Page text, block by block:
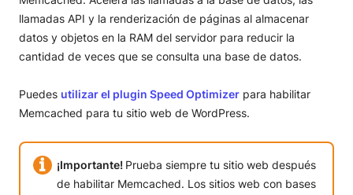
SEO para WordPress
Cómo agregar Google AdSense a WordPress
Cómo eliminar la barra de usuario de WordPress
Las preguntas más comunes, respondidas en nuestro
Tutorial de WordPress
llamadas API y la renderización de páginas al almacenar
datos y objetos en la RAM del servidor para reducir la
cantidad de veces que se consulta una base de datos.
Puedes utilizar el plugin Speed Optimizer para habilitar
Memcached para tu sitio web de WordPress.
¡Importante! Prueba siempre tu sitio web después
de habilitar Memcached. Los sitios web con bases